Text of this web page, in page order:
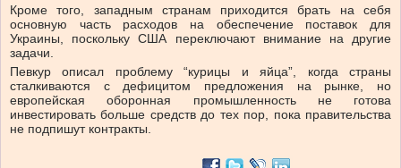
Кроме того, западным странам приходится брать на себя
основную часть расходов на обеспечение поставок для
Украины, поскольку США переключают внимание на другие
задачи.
Певкур описал проблему “курицы и яйца”, когда страны
сталкиваются с дефицитом предложения на рынке, но
европейская оборонная промышленность не готова
инвестировать больше средств до тех пор, пока правительства
не подпишут контракты.